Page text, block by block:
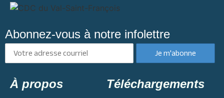
Abonnez-vous à notre infolettre
À propos Téléchargements